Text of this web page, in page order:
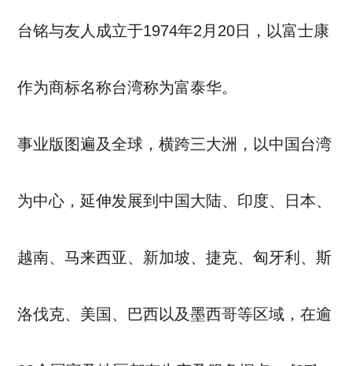
台铭与友人成立于1974年2月20日，以富士康
作为商标名称台湾称为富泰华。
事业版图遍及全球，横跨三大洲，以中国台湾
为中心，延伸发展到中国大陆、印度、日本、
越南、马来西亚、新加坡、捷克、匈牙利、斯
洛伐克、美国、巴西以及墨西哥等区域，在逾